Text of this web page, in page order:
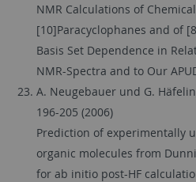
NMR Calculations of
[10]Paracyclophanes and of
Basis Set Dependence in
NMR-Spectra and to Our
A. Neugebauer und G.
196-205 (2006)
Prediction of experimentally
organic molecules from
for ab initio post-HF